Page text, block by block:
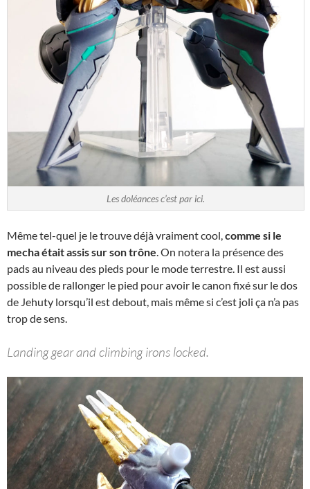
Les doléances c’est par ici.
Même tel-quel je le trouve déjà vraiment cool,comme si le
mecha était assis sur son trône. On notera la présence des
pads au niveau des pieds pour le mode terrestre. Il est aussi
possible de rallonger le pied pour avoir le canon fixé sur le dos
de Jehuty lorsqu’il est debout, mais même si c’est joli ça n’a pas
trop de sens.
Landing gear and climbing irons locked.